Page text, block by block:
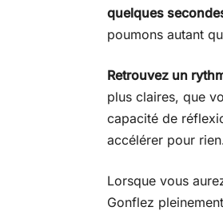
quelques
poumons autant
Retrouvez un
plus claires, que
capacité de
accélérer pour
Lorsque vous
Gonflez